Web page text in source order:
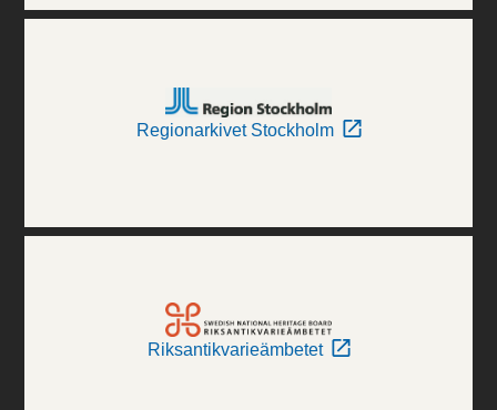
Regionarkivet Stockholm
Riksantikvarieämbetet